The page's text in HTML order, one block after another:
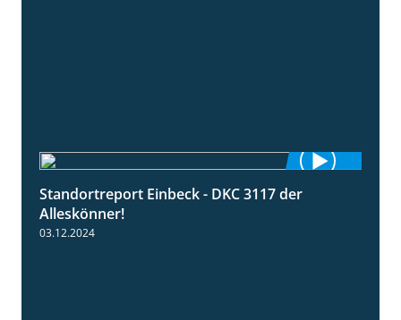
Standortreport Einbeck - DKC 3117 der
Alleskönner!
03.12.2024